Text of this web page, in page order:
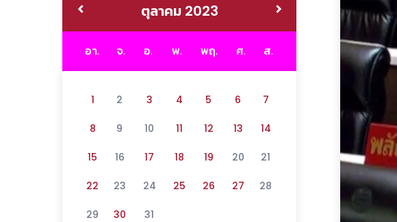
ตุลาคม 2023
อา. จ. อ. พ. พฤ. ศ. ส.
1 2 3 4 5 6 7
8 9 10 11 12 13 14
15 16 17 18 19 20 21
22 23 24 25 26 27 28
29 30 31